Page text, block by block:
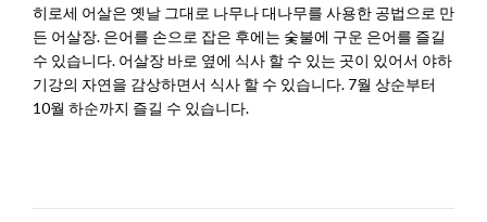
히로세 어살은 옛날 그대로 나무나 대나무를 사용한 공법으로 만
든 어살장. 은어를 손으로 잡은 후에는 숯불에 구운 은어를 즐길
수 있습니다. 어살장 바로 옆에 식사 할 수 있는 곳이 있어서 야하
기강의 자연을 감상하면서 식사 할 수 있습니다. 7월 상순부터
10월 하순까지 즐길 수 있습니다.